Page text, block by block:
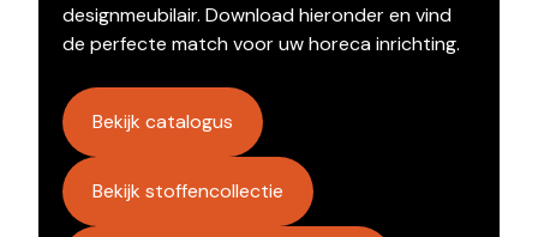
designmeubilair. Download hieronder en vind
de perfecte match voor uw horeca inrichting.
Bekijk catalogus
Bekijk stoffencollectie